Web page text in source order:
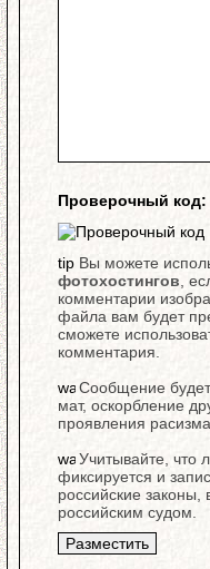
Проверочный код:
Вы можете
фотохостингов ,
комментарии
файла вам будет
сможете
комментария.
Сообщение
мат, оскорбление
проявления
Учитывайте, что
фиксируется и
российские
российским судом.